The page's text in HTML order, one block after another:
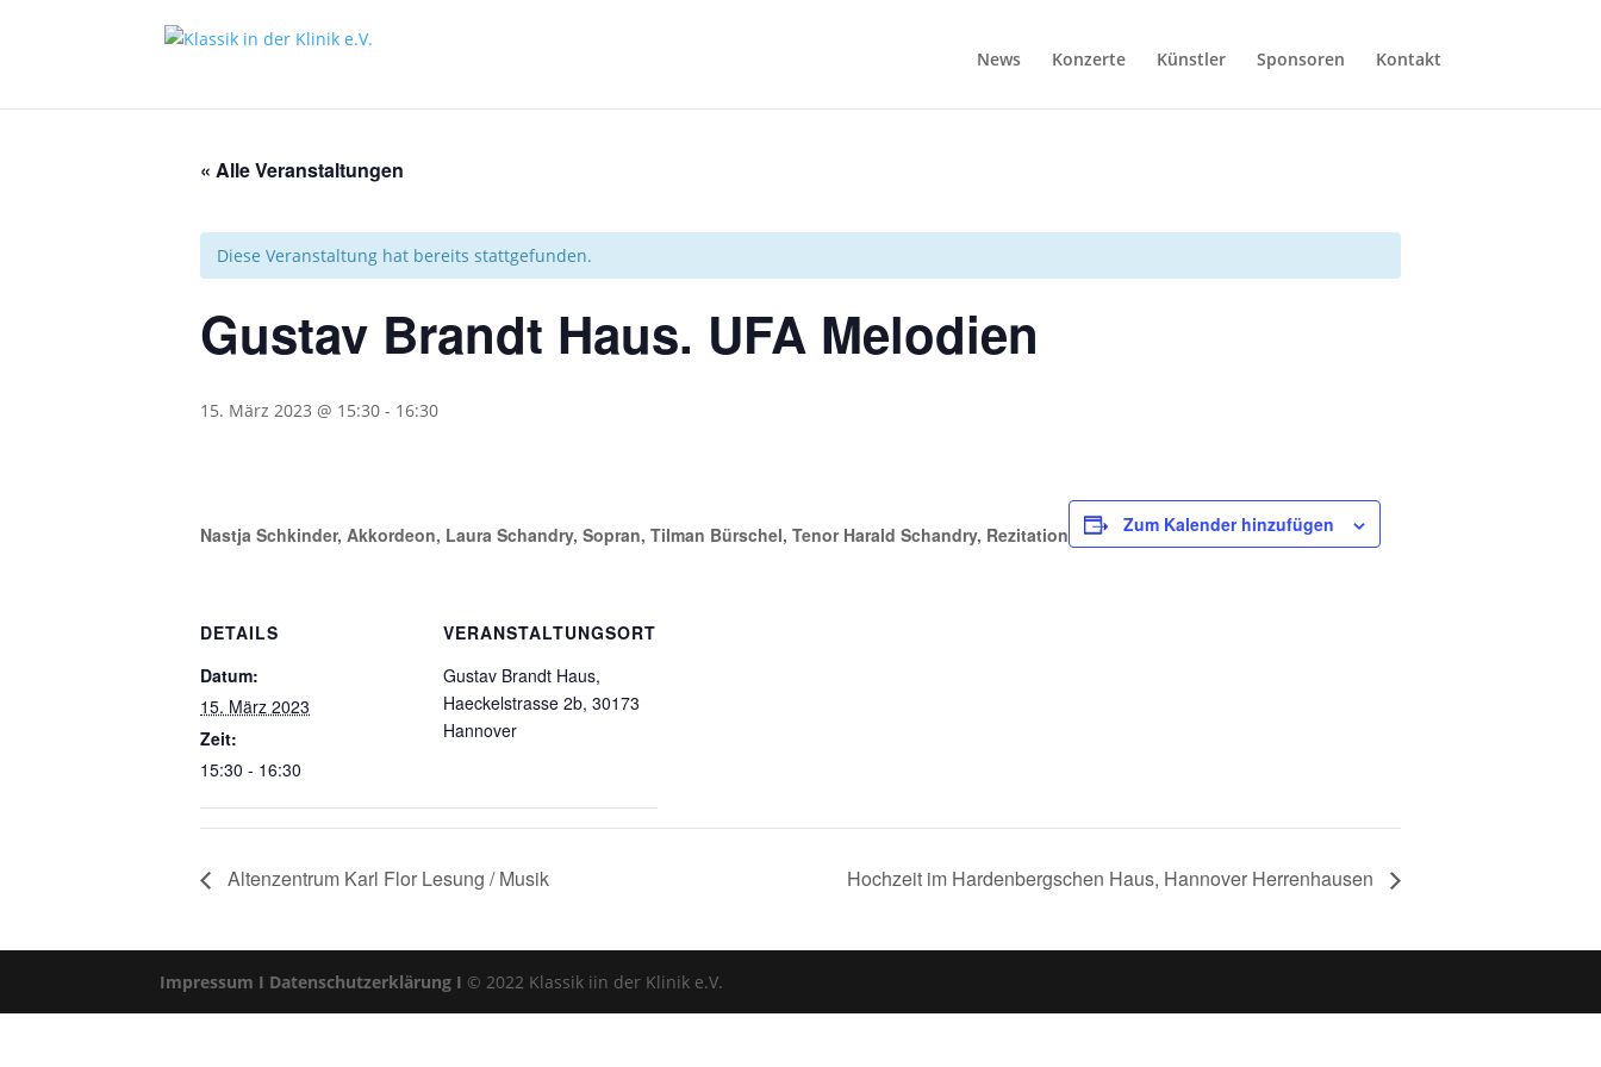
News Konzerte Künstler Sponsoren Kontakt
« Alle Veranstaltungen
Diese Veranstaltung hat bereits stattgefunden.
Gustav Brandt Haus. UFA Melodien
15. März 2023 @ 15:30 - 16:30
Nastja Schkinder, Akkordeon, Laura Schandry, Sopran, Tilman Bürschel, Tenor Harald Schandry, Rezitation Zum Kalender hinzufügen
DETAILS
Datum:
15. März 2023
Zeit:
15:30 - 16:30
VERANSTALTUNGSORT
Gustav Brandt Haus,
Haeckelstrasse 2b, 30173
Hannover
Altenzentrum Karl Flor Lesung / Musik Hochzeit im Hardenbergschen Haus, Hannover Herrenhausen
Impressum I Datenschutzerklärung I © 2022 Klassik iin der Klinik e.V.